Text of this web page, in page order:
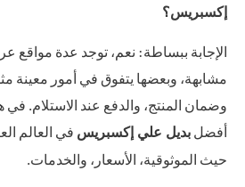
إكسبريس؟
الإجابة ببساطة: نعم، توجد عدة مواقع
مشابهة، وبعضها يتفوق في أمور معينة
وضمان المنتج، والدفع عند الاستلام.
أفضل بديل علي إكسبريس في العالم
حيث الموثوقية، الأسعار، والخدمات.